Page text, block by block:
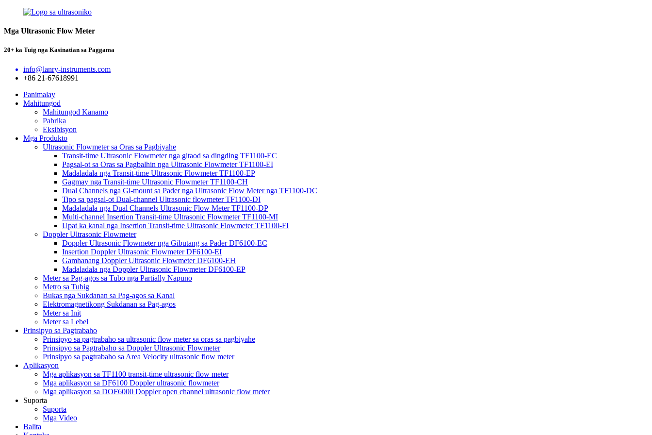
Mga Ultrasonic Flow Meter
20+ ka Tuig nga Kasinatian sa Paggama
info@lanry-instruments.com
+86 21-67618991
Panimalay
Mahitungod
Mahitungod Kanamo
Pabrika
Eksibisyon
Mga Produkto
Ultrasonic Flowmeter sa Oras sa Pagbiyahe
Transit-time Ultrasonic Flowmeter nga gitaod sa dingding TF1100-EC
Pagsal-ot sa Oras sa Pagbalhin nga Ultrasonic Flowmeter TF1100-EI
Madaladala nga Transit-time Ultrasonic Flowmeter TF1100-EP
Gagmay nga Transit-time Ultrasonic Flowmeter TF1100-CH
Dual Channels nga Gi-mount sa Pader nga Ultrasonic Flow Meter nga TF1100-DC
Tipo sa pagsal-ot Dual-channel Ultrasonic flowmeter TF1100-DI
Madaladala nga Dual Channels Ultrasonic Flow Meter TF1100-DP
Multi-channel Insertion Transit-time Ultrasonic Flowmeter TF1100-MI
Upat ka kanal nga Insertion Transit-time Ultrasonic Flowmeter TF1100-FI
Doppler Ultrasonic Flowmeter
Doppler Ultrasonic Flowmeter nga Gibutang sa Pader DF6100-EC
Insertion Doppler Ultrasonic Flowmeter DF6100-EI
Gamhanang Doppler Ultrasonic Flowmeter DF6100-EH
Madaladala nga Doppler Ultrasonic Flowmeter DF6100-EP
Meter sa Pag-agos sa Tubo nga Partially Napuno
Metro sa Tubig
Bukas nga Sukdanan sa Pag-agos sa Kanal
Elektromagnetikong Sukdanan sa Pag-agos
Meter sa Init
Meter sa Lebel
Prinsipyo sa Pagtrabaho
Prinsipyo sa pagtrabaho sa ultrasonic flow meter sa oras sa pagbiyahe
Prinsipyo sa Pagtrabaho sa Doppler Ultrasonic Flowmeter
Prinsipyo sa pagtrabaho sa Area Velocity ultrasonic flow meter
Aplikasyon
Mga aplikasyon sa TF1100 transit-time ultrasonic flow meter
Mga aplikasyon sa DF6100 Doppler ultrasonic flowmeter
Mga aplikasyon sa DOF6000 Doppler open channel ultrasonic flow meter
Suporta
Suporta
Mga Video
Balita